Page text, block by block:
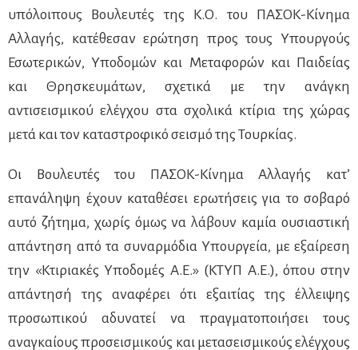
υπόλοιπους Βουλευτές της Κ.Ο. του ΠΑΣΟΚ-Κίνημα
Αλλαγής, κατέθεσαν ερώτηση προς τους Υπουργούς
Εσωτερικών, Υποδομών και Μεταφορών και Παιδείας
και Θρησκευμάτων, σχετικά με την ανάγκη
αντισεισμικού ελέγχου στα σχολικά κτίρια της χώρας
μετά και τον καταστροφικό σεισμό της Τουρκίας.
Οι Βουλευτές του ΠΑΣΟΚ-Κίνημα Αλλαγής κατ’
επανάληψη έχουν καταθέσει ερωτήσεις για το σοβαρό
αυτό ζήτημα, χωρίς όμως να λάβουν καμία ουσιαστική
απάντηση από τα συναρμόδια Υπουργεία, με εξαίρεση
την «Κτιριακές Υποδομές Α.Ε.» (ΚΤΥΠ Α.Ε.), όπου στην
απάντησή της αναφέρει ότι εξαιτίας της έλλειψης
προσωπικού αδυνατεί να πραγματοποιήσει τους
αναγκαίους προσεισμικούς και μετασεισμικούς ελέγχους